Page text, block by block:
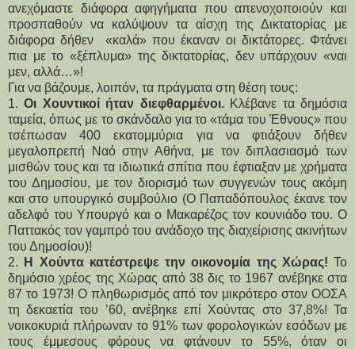
ανεχόμαστε διάφορα αφηγήματα που απενοχοποιούν και
προσπαθούν να καλύψουν τα αίσχη της Δικτατορίας με
διάφορα δήθεν  «καλά» που έκαναν οι δικτάτορες. Φτάνει
πια με το «ξέπλυμα» της δικτατορίας, δεν υπάρχουν «ναι
μεν, αλλά…»!
Για να βάζουμε, λοιπόν, τα πράγματα στη θέση τους:
1. Οι Χουντικοί ήταν διεφθαρμένοι. Κλέβανε τα δημόσια
ταμεία, όπως με το σκάνδαλο για το «τάμα του Έθνους» που
τσέπωσαν 400 εκατομμύρια για να φτιάξουν δήθεν
μεγαλοπρεπή Ναό στην Αθήνα, με τον διπλασιασμό των
μισθών τους και τα ιδιωτικά σπίτια που έφτιαξαν με χρήματα
του Δημοσίου, με τον διορισμό των συγγενών τους ακόμη
και στο υπουργικό συμβούλιο (Ο Παπαδόπουλος έκανε τον
αδελφό του Υπουργό και ο Μακαρέζος τον κουνιάδο του. Ο
Παττακός τον γαμπρό του ανάδοχο της διαχείρισης ακινήτων
του Δημοσίου)!
2.
Η Χούντα κατέστρεψε την οικονομία της Χώρας! Το
δημόσιο χρέος της Χώρας από 38 δις το 1967 ανέβηκε στα
87 το 1973! Ο πληθωρισμός από τον μικρότερο στον ΟΟΣΑ
τη δεκαετία του ’60, ανέβηκε επί Χούντας στο 37,8%! Τα
νοικοκυριά πλήρωναν το 91% των φορολογικών εσόδων με
τους έμμεσους φόρους να φτάνουν το 55%, όταν οι